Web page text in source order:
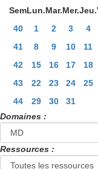
SemLun.Mar.Mer.Jeu.
40
1 2 3 4
41
8 9 10 11
42
15 16 17 18
43
22 23 24 25
44
29 30
31
Domaines :
Ressources :